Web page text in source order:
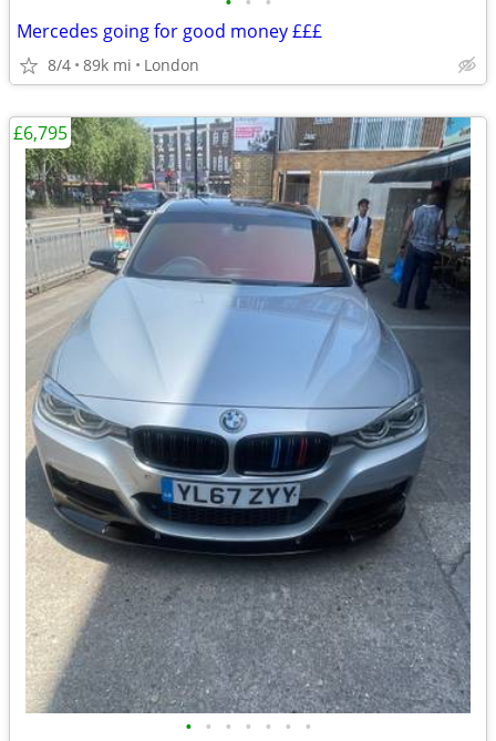
Mercedes going for good money £££
8/4 89k mi London
• • • • • • •
£6,795